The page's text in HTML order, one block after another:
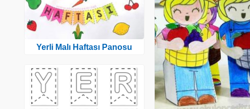
Yerli Malı Haftası Panosu